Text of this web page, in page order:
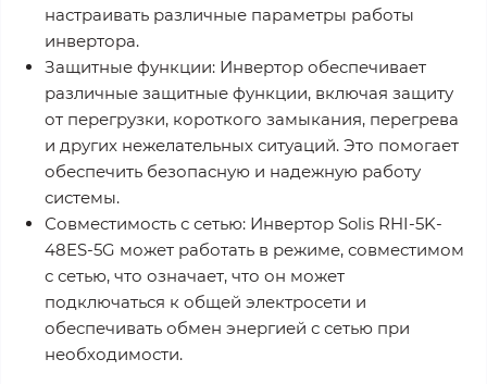
настраивать различные параметры работы
инвертора.
Защитные функции: Инвертор обеспечивает
различные защитные функции, включая защиту
от перегрузки, короткого замыкания, перегрева
и других нежелательных ситуаций. Это помогает
обеспечить безопасную и надежную работу
системы.
Совместимость с сетью: Инвертор Solis RHI-5K-
48ES-5G может работать в режиме, совместимом
с сетью, что означает, что он может
подключаться к общей электросети и
обеспечивать обмен энергией с сетью при
необходимости.